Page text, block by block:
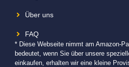
Über uns
FAQ
* Diese Webseite nimmt am Amazon-
bedeutet, wenn Sie über unsere
einkaufen, erhalten wir eine kleine